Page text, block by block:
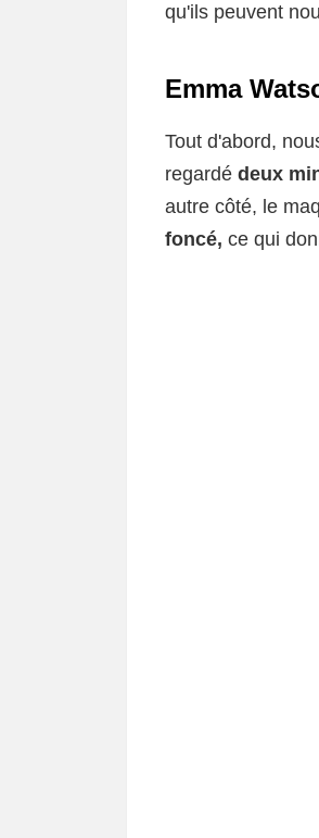
qu'ils peuvent
Emma
Tout d'abord,
regardé deux
autre côté, le
foncé, ce qui